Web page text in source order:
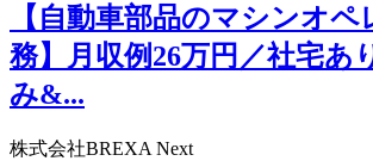
【自動車部品のマシンオペ
務】月収例26万円／社宅あ
み&...
株式会社BREXA Next